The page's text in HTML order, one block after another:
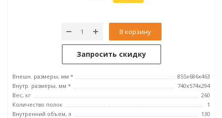
В корзину
Запросить скидку
Внешн. размеры, мм *
855x686x463
Внутр. размеры, мм *
740х574х294
Вес, кг
260
Количество полок
1
Внутренний объем, л
130